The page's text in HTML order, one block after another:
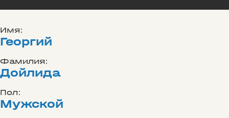
Имя:
Георгий
Фамилия:
Дойлида
Пол:
Мужской